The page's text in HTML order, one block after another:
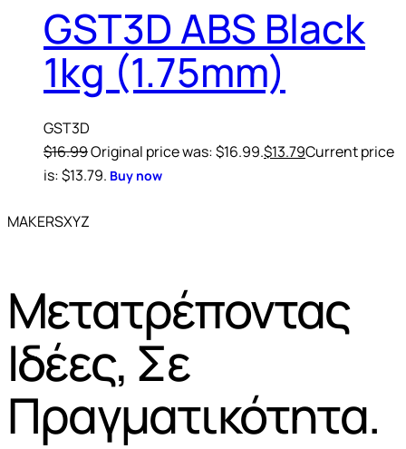
GST3D ABS Black
1kg (1.75mm)
GST3D
$16.99Original price was: $16.99.$13.79Current price
is: $13.79. Buy now
MAKERSXYZ
Μετατρέποντας
Ιδέες, Σε
Πραγματικότητα.